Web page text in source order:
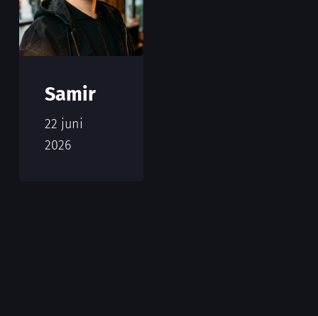
Samir
22 juni
2026